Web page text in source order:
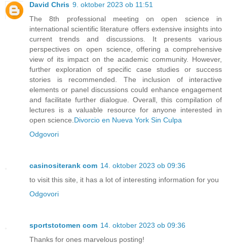
David Chris 9. oktober 2023 ob 11:51
The 8th professional meeting on open science in
international scientific literature offers extensive insights into
current trends and discussions. It presents various
perspectives on open science, offering a comprehensive
view of its impact on the academic community. However,
further exploration of specific case studies or success
stories is recommended. The inclusion of interactive
elements or panel discussions could enhance engagement
and facilitate further dialogue. Overall, this compilation of
lectures is a valuable resource for anyone interested in
open science.Divorcio en Nueva York Sin Culpa
Odgovori
casinositerank com 14. oktober 2023 ob 09:36
to visit this site, it has a lot of interesting information for you
Odgovori
sportstotomen com 14. oktober 2023 ob 09:36
Thanks for ones marvelous posting!